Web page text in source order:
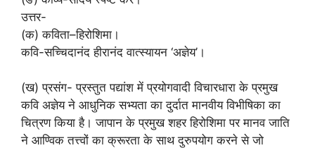
उत्तर-
(क) कविता–हिरोशिमा।
कवि-सच्चिदानंद हीरानंद वात्स्यायन ‘अज्ञेय’।
(ख) प्रसंग- प्रस्तुत पद्यांश में प्रयोगवादी विचारधारा के प्रमुख
कवि अज्ञेय ने आधुनिक सभ्यता का दुर्दात मानवीय विभीषिका का
चित्रण किया है। जापान के प्रमुख शहर हिरोशिमा पर मानव जाति
ने आण्विक तत्त्वों का क्रूरता के साथ दुरुपयोग करने से जो